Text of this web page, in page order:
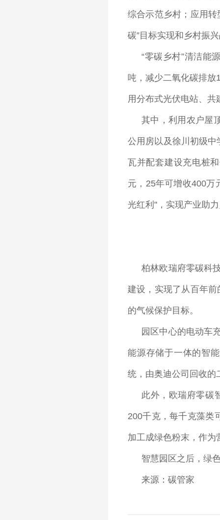
综合示范乡村；应用
碳”目标实现和乡村振
“零碳乡村”清洁能
吨，减少二氧化碳排放
用分布式光伏电站、
其中，利用农户屋
公用房以及徐川初级
瓦并配套建设充电桩
元，25年可增收400万
光红利"，实现产业助
柏林欧瑞府零碳科
建设，实现了从百年
的气候保护目标。
园区中心的电动车
能源存储于一体的智
统，由奥迪公司回收的
此外，欧瑞府零碳
200千克，每千克藻类
加工成绿色粉末，作
智慧园区之后，绿
来源：碳管家